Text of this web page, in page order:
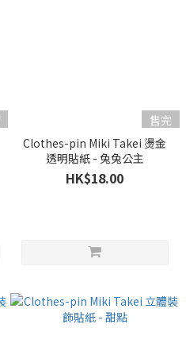
售完
Clothes-pin Miki Takei 燙金
透明貼紙 - 兔兔公主
HK$18.00